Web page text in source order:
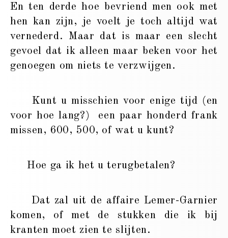
En ten derde hoe bevriend men ook met
hen kan zijn, je voelt je toch altijd wat
vernederd. Maar dat is maar een slecht
gevoel dat ik alleen maar beken voor het
genoegen om niets te verzwijgen.
Kunt u misschien voor enige tijd (en
voor hoe lang?) een paar honderd frank
missen, 600, 500, of wat u kunt?
Hoe ga ik het u terugbetalen?
Dat zal uit de affaire Lemer-Garnier
komen, of met de stukken die ik bij
kranten moet zien te slijten.